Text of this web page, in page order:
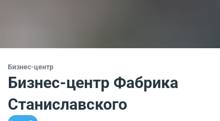
Бизнес-центр
Бизнес-центр Фабрика
Станиславского